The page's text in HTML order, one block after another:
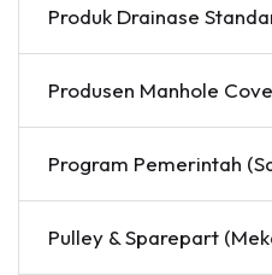
Produk Drainase
Produsen Manhole
Program Pemerintah
Pulley & Sparepart